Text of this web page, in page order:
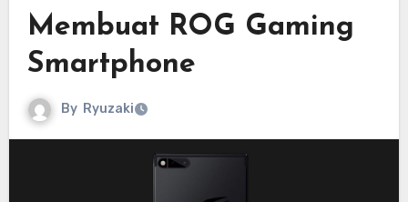
Membuat ROG Gaming
Smartphone
By Ryuzaki